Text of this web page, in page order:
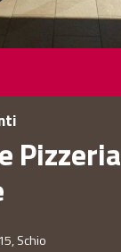
Pizzeria
Schio